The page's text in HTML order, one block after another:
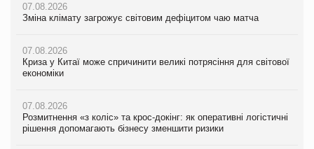
07.08.2026
Зміна клімату загрожує світовим дефіцитом чаю матча
07.08.2026
Криза у Китаї може спричинити великі потрясіння для світової
економіки
07.08.2026
Розмитнення «з коліс» та крос-докінг: як оперативні логістичні
рішення допомагають бізнесу зменшити ризики
07.08.2026
Зміна клімату загрожує світовим дефіцитом чаю матча
07.08.2026
Криза у Китаї може спричинити великі потрясіння для світової
економіки
07.08.2026
Kraft Heinz скоротила збиток у першому півріччі
07.08.2026
Зміна клімату загрожує світовим дефіцитом чаю матча
07.08.2026
Криза у Китаї може спричинити великі потрясіння для світової
економіки
07.08.2026
Kraft Heinz скоротила збиток у першому півріччі